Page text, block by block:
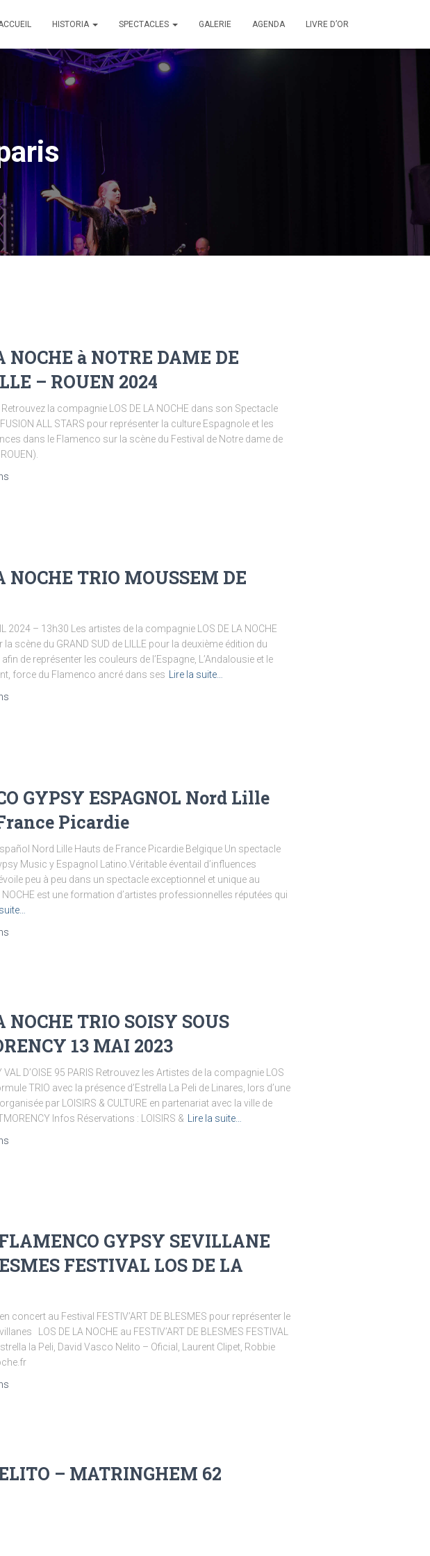
HISTORIA SPECTACLES GALERIE AGENDA LIVRE D’OR
NOCHE à NOTRE DAME DE
– ROUEN 2024
la compagnie LOS DE LA NOCHE dans son Spectacle
ALL STARS pour représenter la culture Espagnole et les
dans le Flamenco sur la scène du Festival de Notre dame de
NOCHE TRIO MOUSSEM DE
2024 – 13h30 Les artistes de la compagnie LOS DE LA NOCHE
scène du GRAND SUD de LILLE pour la deuxième édition du
afin de représenter les couleurs de l’Espagne, L’Andalousie et le
force du Flamenco ancré dans ses
Lire la suite…
GYPSY ESPAGNOL Nord Lille
Picardie
Nord Lille Hauts de France Picardie Belgique Un spectacle
Music y Espagnol Latino.Véritable éventail d’influences
peu à peu dans un spectacle exceptionnel et unique au
NOCHE est une formation d’artistes professionnelles réputées qui
NOCHE TRIO SOISY SOUS
13 MAI 2023
VAL D’OISE 95 PARIS Retrouvez les Artistes de la compagnie LOS
TRIO avec la présence d’Estrella La Peli de Linares, lors d’une
par LOISIRS & CULTURE en partenariat avec la ville de
Infos Réservations : LOISIRS &
Lire la suite…
GYPSY SEVILLANE
FESTIVAL LOS DE LA
concert au Festival FESTIV’ART DE BLESMES pour représenter le
LOS DE LA NOCHE au FESTIV’ART DE BLESMES FESTIVAL
la Peli, David Vasco Nelito – Oficial, Laurent Clipet, Robbie
– MATRINGHEM 62